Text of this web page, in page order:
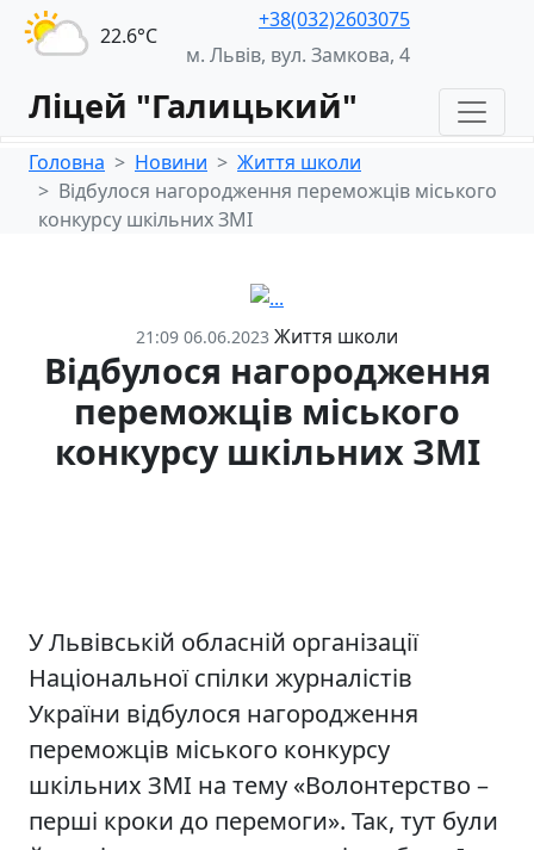
22.6°С
+38(032)2603075
м. Львів, вул. Замкова, 4
Ліцей "Галицький"
Головна Новини
Життя школи
Відбулося нагородження переможців міського
конкурсу шкільних ЗМІ
21:09 06.06.2023 Життя школи
Відбулося нагородження
переможців міського
конкурсу шкільних ЗМІ
У Львівській обласній організації
Національної спілки журналістів
України відбулося нагородження
переможців міського конкурсу
шкільних ЗМІ на тему «Волонтерство –
перші кроки до перемоги». Так, тут були